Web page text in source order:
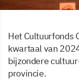
Het Cultuurfonds
kwartaal van
bijzondere
provincie.